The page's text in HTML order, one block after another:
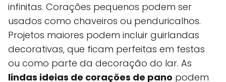
infinitas. Corações pequenos podem ser
usados como chaveiros ou penduricalhos.
Projetos maiores podem incluir guirlandas
decorativas, que ficam perfeitas em festas
ou como parte da decoração do lar. As
lindas ideias de corações de pano podem